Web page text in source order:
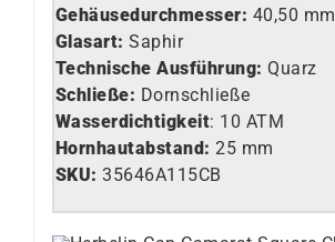
Gehäusedurchmesser: 40,50 mm
Glasart: Saphir
Technische Ausführung: Quarz
Schließe: Dornschließe
Wasserdichtigkeit: 10 ATM
Hornhautabstand: 25 mm
SKU: 35646A115CB